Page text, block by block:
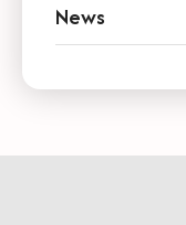
News